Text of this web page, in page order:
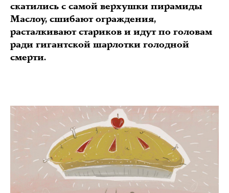
скатились с самой верхушки пирамиды
Маслоу, сшибают ограждения,
расталкивают стариков и идут по головам
ради гигантской шарлотки голодной
смерти.